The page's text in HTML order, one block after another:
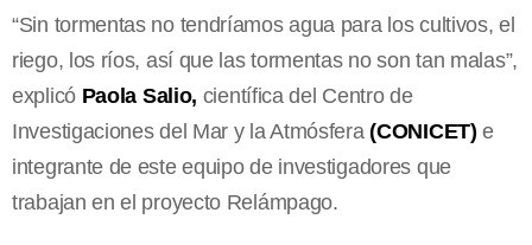
“Sin tormentas no tendríamos agua para los cultivos, el
riego, los ríos, así que las tormentas no son tan malas”,
explicó Paola Salio, científica del Centro de
Investigaciones del Mar y la Atmósfera(CONICET) e
integrante de este equipo de investigadores que
trabajan en el proyecto Relámpago.